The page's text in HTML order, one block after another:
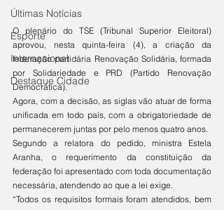
Últimas Notícias
Esporte
Internacional
Destaque Cidade
O plenário do TSE (Tribunal Superior Eleitoral)
aprovou, nesta quinta-feira (4), a criação da
federação partidária Renovação Solidária, formada
por Solidariedade e PRD (Partido Renovação
Democrática).
Agora, com a decisão, as siglas vão atuar de forma
unificada em todo país, com a obrigatoriedade de
permanecerem juntas por pelo menos quatro anos.
Segundo a relatora do pedido, ministra Estela
Aranha, o requerimento da constituição da
federação foi apresentado com toda documentação
necessária, atendendo ao que a lei exige.
“Todos os requisitos formais foram atendidos, bem